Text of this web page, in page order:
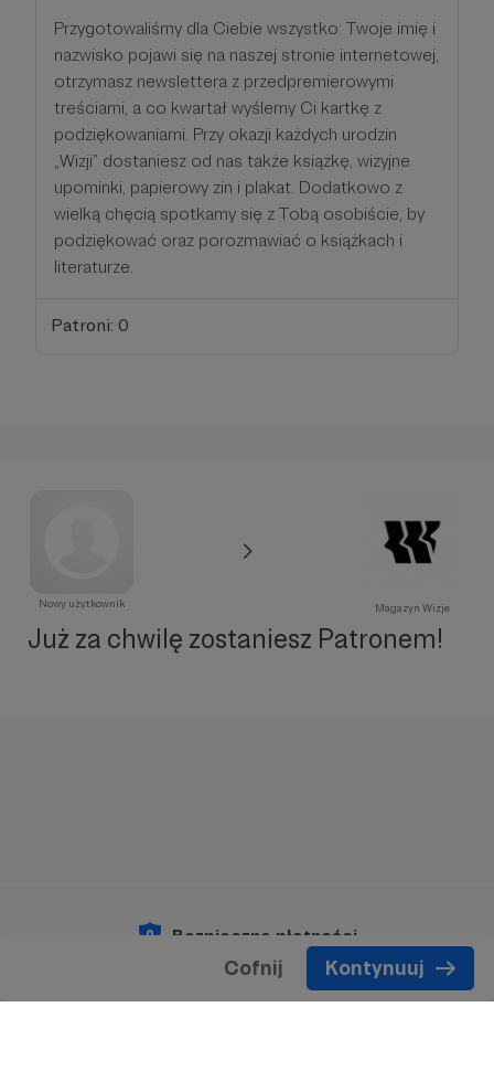
Przygotowaliśmy dla Ciebie wszystko: Twoje imię i
nazwisko pojawi się na naszej stronie internetowej,
otrzymasz newslettera z przedpremierowymi
treściami, a co kwartał wyślemy Ci kartkę z
podziękowaniami. Przy okazji każdych urodzin
„Wizji” dostaniesz od nas także książkę, wizyjne
upominki, papierowy zin i plakat. Dodatkowo z
wielką chęcią spotkamy się z Tobą osobiście, by
podziękować oraz porozmawiać o książkach i
literaturze.
Patroni: 0
Cofnij Kontynuuj
Nowy użytkownik Magazyn Wizje
Już za chwilę zostaniesz Patronem!
Bezpieczne płatności